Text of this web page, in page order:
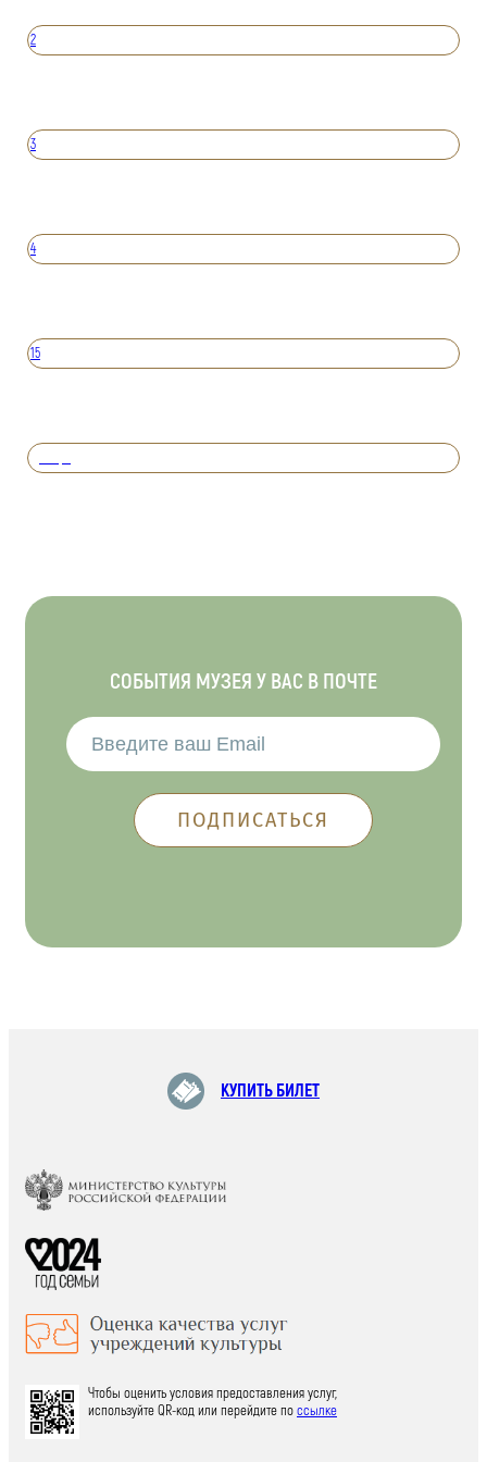
2
3
4
15
СОБЫТИЯ МУЗЕЯ У ВАС В ПОЧТЕ
КУПИТЬ БИЛЕТ
Чтобы оценить условия предоставления услуг,
используйте QR-код или перейдите поссылке